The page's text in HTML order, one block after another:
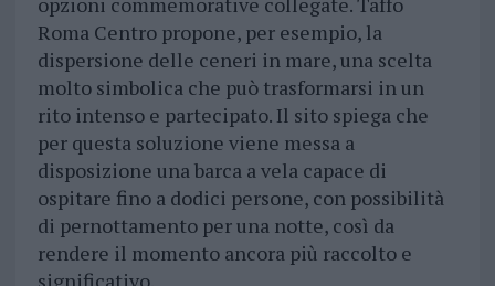
Roma Centro propone, per esempio, la
dispersione delle ceneri in mare, una scelta
molto simbolica che può trasformarsi in un
rito intenso e partecipato. Il sito spiega che
per questa soluzione viene messa a
disposizione una barca a vela capace di
ospitare fino a dodici persone, con possibilità
di pernottamento per una notte, così da
rendere il momento ancora più raccolto e